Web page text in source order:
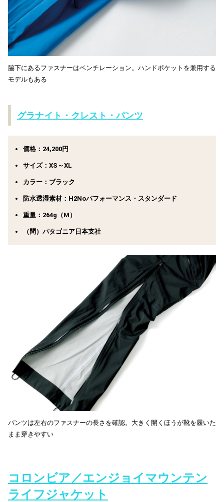
脇下にあるファスナーはベンチレーション。ハンドポケットを兼用する
モデルもある
グラナイト・クレスト・パンツ
価格：24,200円
サイズ：XS～XL
カラー：ブラック
防水透湿素材：H2Noパフォーマンス・スタンダード
重量：264g（M）
（問）パタゴニア日本支社
パンツは左右のファスナーの長さを確認。大きく開くほうが靴を履いた
まま穿きやすい
コロンビア／エンジョイマウンテン
ライフジャケット